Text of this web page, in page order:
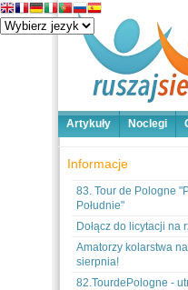
Artykuły Noclegi
Informacje
83. Tour de Pologne
Południe"
Dołącz do licytacji na
Amatorzy kolarstwa
sierpnia!
82.TourdePologne -